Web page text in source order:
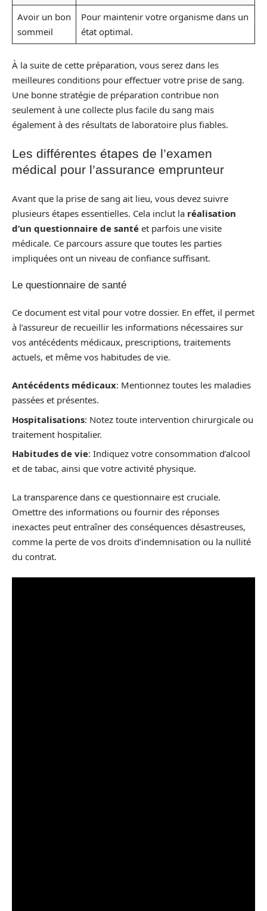
Avoir un bon
sommeil
Pour maintenir votre organisme dans un
état optimal.
À la suite de cette préparation, vous serez dans les
meilleures conditions pour effectuer votre prise de sang.
Une bonne stratégie de préparation contribue non
seulement à une collecte plus facile du sang mais
également à des résultats de laboratoire plus fiables.
Les différentes étapes de l’examen
médical pour l’assurance emprunteur
Avant que la prise de sang ait lieu, vous devez suivre
plusieurs étapes essentielles. Cela inclut la réalisation
d’un questionnaire de santé et parfois une visite
médicale. Ce parcours assure que toutes les parties
impliquées ont un niveau de confiance suffisant.
Le questionnaire de santé
Ce document est vital pour votre dossier. En effet, il permet
à l’assureur de recueillir les informations nécessaires sur
vos antécédents médicaux, prescriptions, traitements
actuels, et même vos habitudes de vie.
Antécédents médicaux: Mentionnez toutes les maladies
passées et présentes.
Hospitalisations: Notez toute intervention chirurgicale ou
traitement hospitalier.
Habitudes de vie: Indiquez votre consommation d’alcool
et de tabac, ainsi que votre activité physique.
La transparence dans ce questionnaire est cruciale.
Omettre des informations ou fournir des réponses
inexactes peut entraîner des conséquences désastreuses,
comme la perte de vos droits d’indemnisation ou la nullité
du contrat.